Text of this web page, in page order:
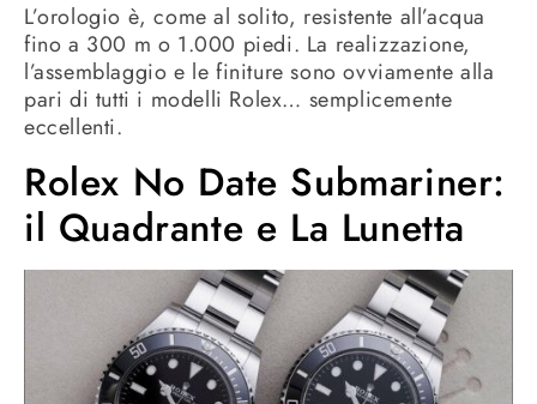
L’orologio è, come al solito, resistente all’acqua
fino a 300 m o 1.000 piedi. La realizzazione,
l’assemblaggio e le finiture sono ovviamente alla
pari di tutti i modelli Rolex… semplicemente
eccellenti.
Rolex No Date Submariner:
il Quadrante e La Lunetta